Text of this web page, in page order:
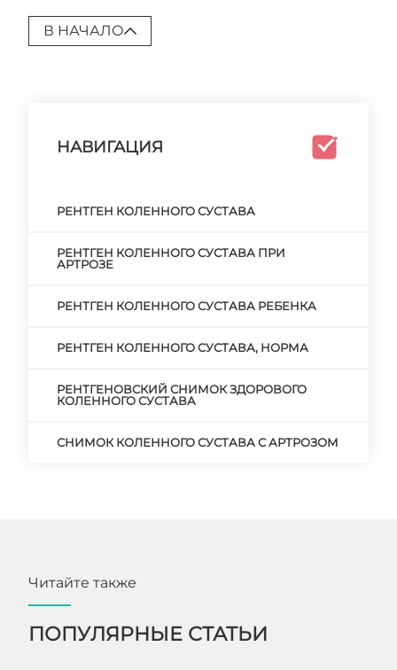
В НАЧАЛО
НАВИГАЦИЯ
РЕНТГЕН КОЛЕННОГО СУСТАВА
РЕНТГЕН КОЛЕННОГО СУСТАВА ПРИ
АРТРОЗЕ
РЕНТГЕН КОЛЕННОГО СУСТАВА РЕБЕНКА
РЕНТГЕН КОЛЕННОГО СУСТАВА, НОРМА
РЕНТГЕНОВСКИЙ СНИМОК ЗДОРОВОГО
КОЛЕННОГО СУСТАВА
СНИМОК КОЛЕННОГО СУСТАВА С АРТРОЗОМ
Читайте также
ПОПУЛЯРНЫЕ СТАТЬИ